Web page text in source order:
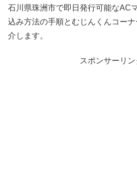
石川県珠洲市で即日発行可能なAC
込み方法の手順とむじんくんコー
介します。
スポンサーリン